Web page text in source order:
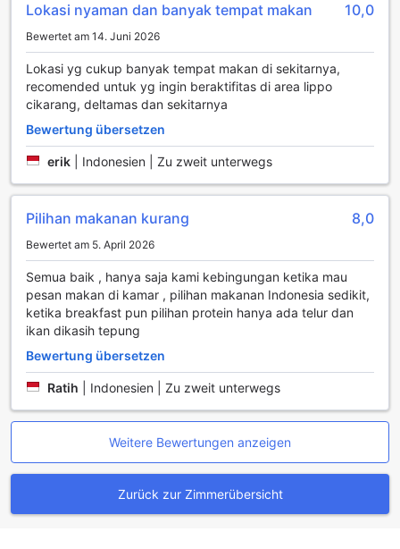
übertrifft 90 % aller Unterkünfte in Cikarang.
Lokasi nyaman dan banyak tempat makan 10,0
Bewertet am 14. Juni 2026
Lokasi yg cukup banyak tempat makan di sekitarnya,
recomended untuk yg ingin beraktifitas di area lippo
cikarang, deltamas dan sekitarnya
Bewertung übersetzen
erik Indonesien | Zu zweit unterwegs
Pilihan makanan kurang 8,0
Bewertet am 5. April 2026
Semua baik , hanya saja kami kebingungan ketika mau
pesan makan di kamar , pilihan makanan Indonesia sedikit,
ketika breakfast pun pilihan protein hanya ada telur dan
ikan dikasih tepung
Bewertung übersetzen
Ratih Indonesien | Zu zweit unterwegs
Weitere Bewertungen anzeigen
Zurück zur Zimmerübersicht